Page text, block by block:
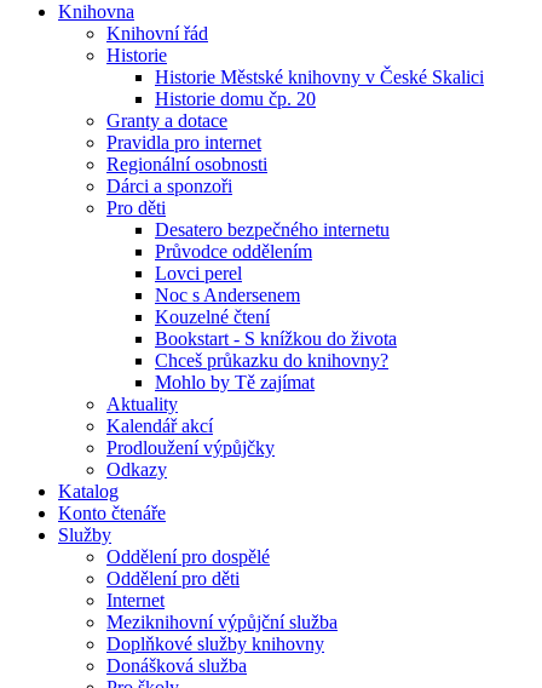
Knihovna
Knihovní řád
Historie
Historie Městské knihovny v České Skalici
Historie domu čp. 20
Granty a dotace
Pravidla pro internet
Regionální osobnosti
Dárci a sponzoři
Pro děti
Desatero bezpečného internetu
Průvodce oddělením
Lovci perel
Noc s Andersenem
Kouzelné čtení
Bookstart - S knížkou do života
Chceš průkazku do knihovny?
Mohlo by Tě zajímat
Aktuality
Kalendář akcí
Prodloužení výpůjčky
Odkazy
Katalog
Konto čtenáře
Služby
Oddělení pro dospělé
Oddělení pro děti
Internet
Meziknihovní výpůjční služba
Doplňkové služby knihovny
Donášková služba